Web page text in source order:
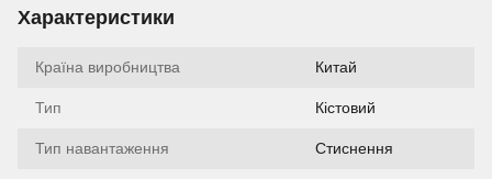
Характеристики
Країна виробництва Китай
Тип Кістовий
Тип навантаження Стиснення